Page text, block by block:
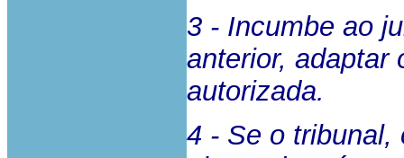
3 - Incumbe ao
anterior, adaptar
autorizada.
4 - Se o tribunal,